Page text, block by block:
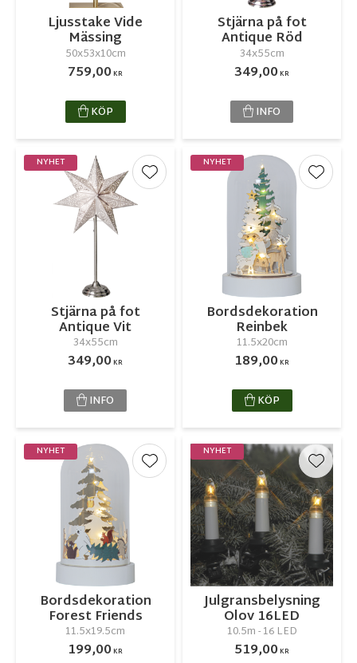
Ljusstake Vide
Mässing
50x53x10cm
759,00KR
KÖP
Stjärna på fot
Antique Röd
34x55cm
349,00KR
INFO
Stjärna på fot
Antique Vit
34x55cm
349,00KR
NYHET
Lägg till i favoriter
INFO
Bordsdekoration
Reinbek
11.5x20cm
189,00KR
NYHET
Lägg
KÖP
Bordsdekoration
Forest Friends
11.5x19.5cm
199,00KR
NYHET
Lägg till i favoriter
Julgransbelysning
Olov 16LED
10.5m - 16 LED
519,00KR
NYHET
Lägg